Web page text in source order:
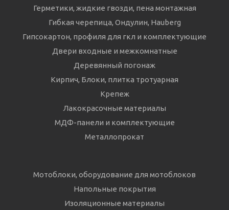
Герметики, жидкие гвозди, пена монтажная
Гибкая черепица, Ондулин, Hauberg
Гипсокартон, профиля для гкл и комплектующие
Двери входные и межкомнатные
Деревянный погонаж
Кирпич, Блоки, плитка тротуарная
Крепеж
Лакокрасочные материалы
МДФ-панели и комплектующие
Металлопрокат
Мотоблоки, оборудование для мотоблоков
Напольные покрытия
Изоляционные материалы